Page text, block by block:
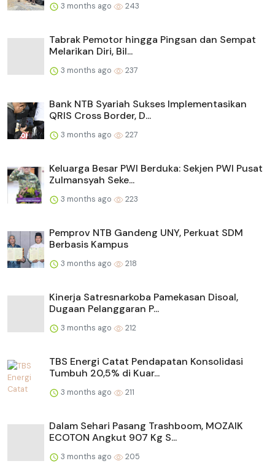
3 months ago 243
Tabrak Pemotor hingga Pingsan dan Sempat
Melarikan Diri, Bil...
3 months ago 237
Bank NTB Syariah Sukses Implementasikan
QRIS Cross Border, D...
3 months ago 227
Keluarga Besar PWI Berduka: Sekjen PWI Pusat
Zulmansyah Seke...
3 months ago 223
Pemprov NTB Gandeng UNY, Perkuat SDM
Berbasis Kampus
3 months ago 218
Kinerja Satresnarkoba Pamekasan Disoal,
Dugaan Pelanggaran P...
3 months ago 212
TBS Energi Catat Pendapatan Konsolidasi
Tumbuh 20,5% di Kuar...
3 months ago 211
Dalam Sehari Pasang Trashboom, MOZAIK
ECOTON Angkut 907 Kg S...
3 months ago 205